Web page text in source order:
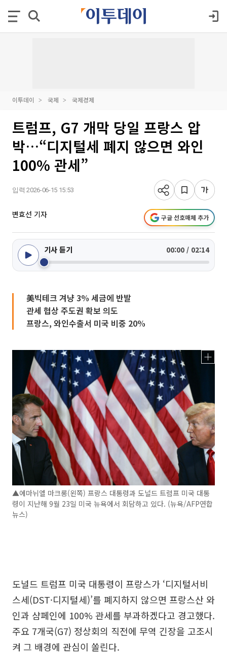
이투데이 국제 국제경제
트럼프, G7 개막 당일 프랑스 압
박…“디지털세 폐지 않으면 와인
100% 관세”
입력 2026-06-15 15:53
변효선 기자 구글 선호매체 추가
기사 듣기 00:00 / 02:14
美빅테크 겨냥 3% 세금에 반발
관세 협상 주도권 확보 의도
프랑스, 와인수출서 미국 비중 20%
▲에마뉘엘 마크롱(왼쪽) 프랑스 대통령과 도널드 트럼프 미국 대통
령이 지난해 9월 23일 미국 뉴욕에서 회담하고 있다. (뉴욕/AFP연합
뉴스)
도널드 트럼프 미국 대통령이 프랑스가 ‘디지털서비
스세(DST·디지털세)’를 폐지하지 않으면 프랑스산 와
인과 샴페인에 100% 관세를 부과하겠다고 경고했다.
주요 7개국(G7) 정상회의 직전에 무역 긴장을 고조시
켜 그 배경에 관심이 쏠린다.